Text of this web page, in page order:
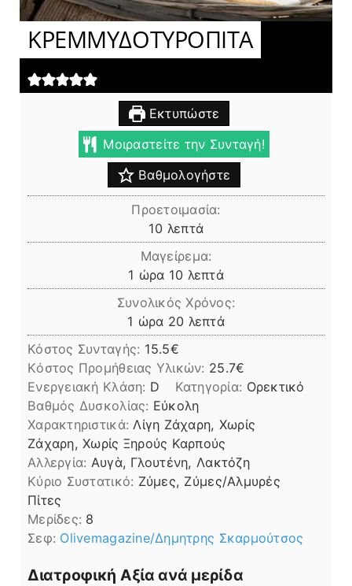
ΚΡΕΜΜΥΔΟΤΥΡΟΠΙΤΑ
Εκτυπώστε
Μοιραστείτε την Συνταγή!
Βαθμολογήστε
Προετοιμασία:
10 λεπτά
λεπτά
Μαγείρεμα:
1 ώρα
ώρα 10 λεπτά
λεπτά
Συνολικός Χρόνος:
1 ώρα
ώρα 20 λεπτά
λεπτά
Κόστος Συνταγής: 15.5€
Kόστος Προμήθειας Υλικών: 25.7
Ενεργειακή Κλάση: D Κατηγορία: Ορεκτικό
Βαθμός Δυσκολίας: Εύκολη
Χαρακτηριστικά: Λίγη Ζάχαρη, Χωρίς
Ζάχαρη, Χωρίς Ξηρούς Καρπούς
Αλλεργία: Αυγὰ, Γλουτένη, Λακτόζη
Kύριο Συστατικό: Ζύμες, Ζύμες/Αλμυρές
Πίτες
Μερίδες: 8
Σεφ: Olivemagazine/Δημητρης Σκαρμούτσος
Διατροφική Αξία ανά μερίδα